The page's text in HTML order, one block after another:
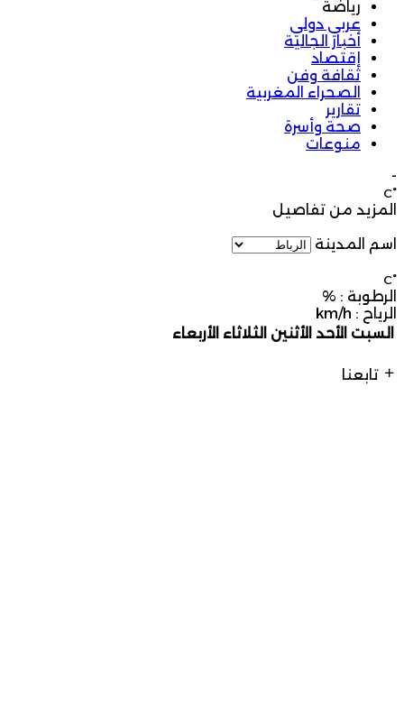
رياضة
عربي دولي
أخبار الجالية
إقتصاد
ثقافة وفن
الصحراء المغربية
تقارير
صحة وأسرة
منوعات
-
°C
المزيد من تفاصيل
اسم المدينة
°C
الرطوبة : %
الرياح : km/h
السبت الأحد الأثنين الثلاثاء الأربعاء
تابعنا